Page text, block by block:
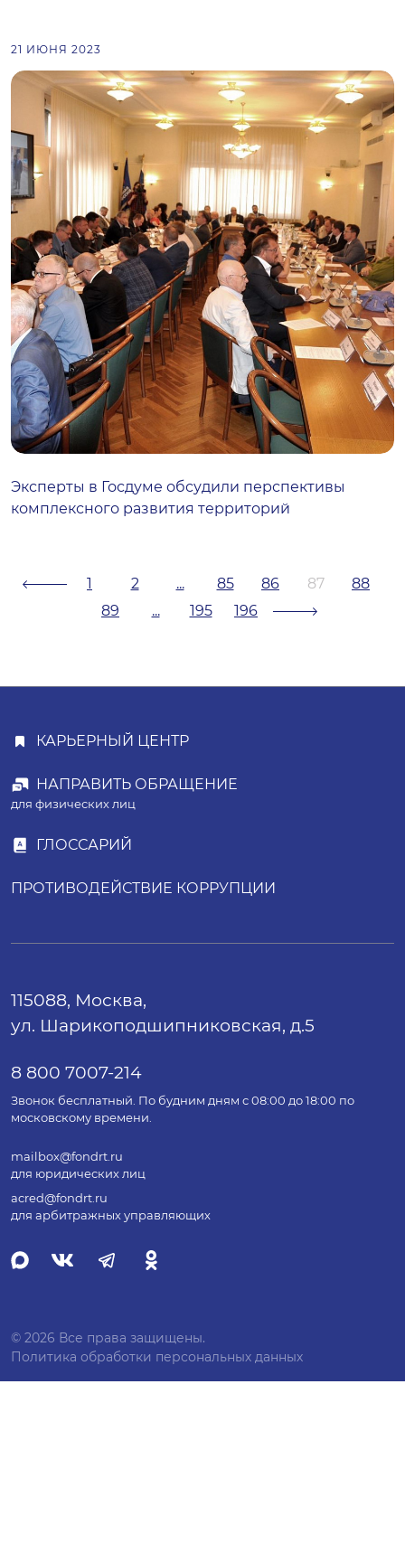
21 ИЮНЯ 2023
Эксперты в Госдуме обсудили перспективы
комплексного развития территорий
1 2 ... 85 86 87
88
89
... 195 196
КАРЬЕРНЫЙ ЦЕНТР
НАПРАВИТЬ ОБРАЩЕНИЕ
для физических лиц
ГЛОССАРИЙ
ПРОТИВОДЕЙСТВИЕ КОРРУПЦИИ
115088, Москва,
ул. Шарикоподшипниковская, д.5
8 800 7007-214
Звонок бесплатный. По будним дням с 08:00 до 18:00 по
московскому времени.
mailbox@fondrt.ru
для юридических лиц
acred@fondrt.ru
для арбитражных управляющих
© 2026 Все права защищены.
Политика обработки персональных данных